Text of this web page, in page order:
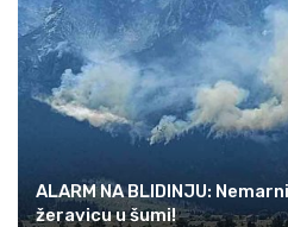
ALARM NA BLIDINJU:
žeravicu u šumi!